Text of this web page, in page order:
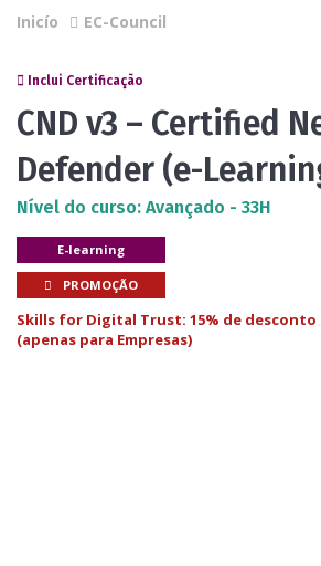
Inicío EC-Council
Inclui Certificação
CND v3 – Certified
Defender (e-
Nível do curso: Avançado - 33H
E-learning
PROMOÇÃO
Skills for Digital Trust: 15% de desconto
(apenas para Empresas)